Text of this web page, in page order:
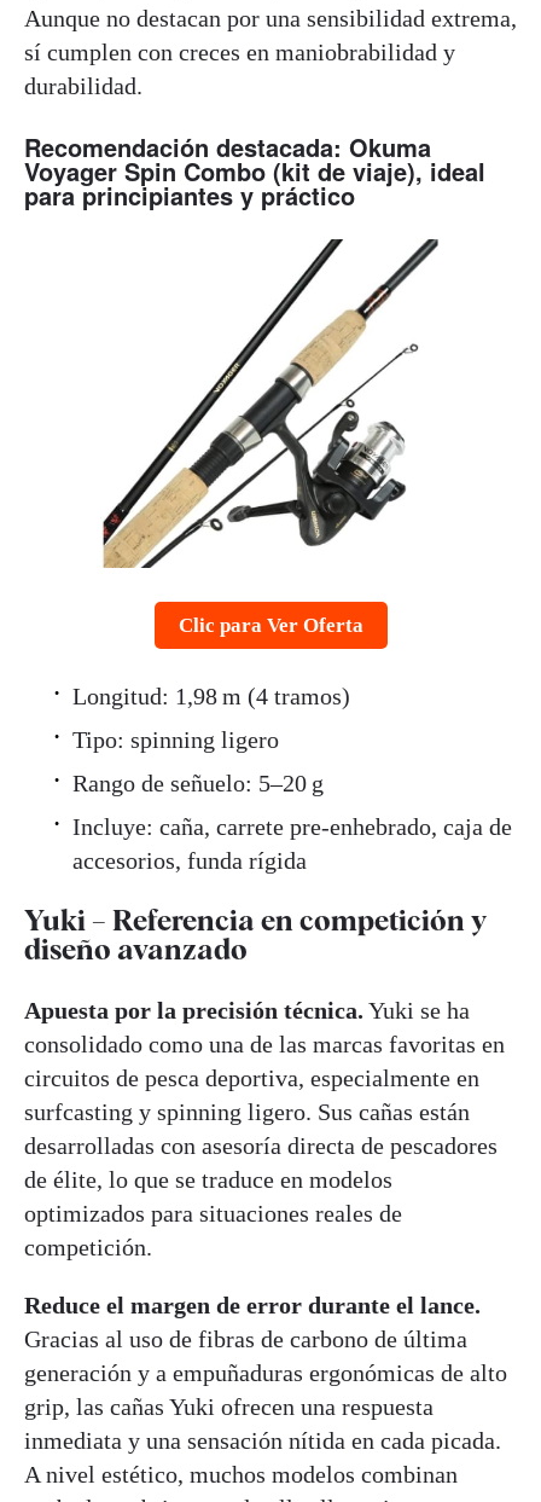
Aunque no destacan por una sensibilidad extrema,
sí cumplen con creces en maniobrabilidad y
durabilidad.
Recomendación destacada: Okuma
Voyager Spin Combo (kit de viaje), ideal
para principiantes y práctico
Clic para Ver Oferta
Longitud: 1,98 m (4 tramos)
Tipo: spinning ligero
Rango de señuelo: 5–20 g
Incluye: caña, carrete pre-enhebrado, caja de
accesorios, funda rígida
Yuki – Referencia en competición y
diseño avanzado
Apuesta por la precisión técnica. Yuki se ha
consolidado como una de las marcas favoritas en
circuitos de pesca deportiva, especialmente en
surfcasting y spinning ligero. Sus cañas están
desarrolladas con asesoría directa de pescadores
de élite, lo que se traduce en modelos
optimizados para situaciones reales de
competición.
Reduce el margen de error durante el lance.
Gracias al uso de fibras de carbono de última
generación y a empuñaduras ergonómicas de alto
grip, las cañas Yuki ofrecen una respuesta
inmediata y una sensación nítida en cada picada.
A nivel estético, muchos modelos combinan